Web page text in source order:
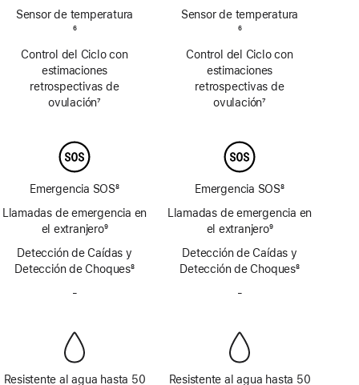
Sensor de temperatura
pie
6
Control del Ciclo con
estimaciones
retrospectivas de
ovulación7
Emergencia SOS
al
pie
8
Llamadas de emergencia en
el extranjero
pie
9
Detección de Caídas y
Detección de Choques8
-
Resistente al agua hasta 50
Sensor de temperatura
pie
6
Control del Ciclo con
estimaciones
retrospectivas de
ovulación7
Emergencia SOS
al
pie
8
Llamadas de emergencia en
el extranjero
pie
9
Detección de Caídas y
Detección de Choques8
-
Resistente al agua hasta 50